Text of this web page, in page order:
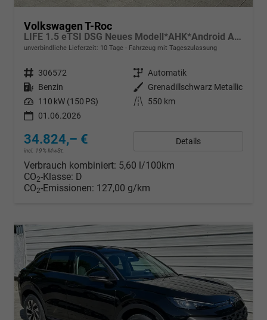
Volkswagen T-Roc
LIFE 1.5 eTSI DSG Neues Modell*AHK*Android Auto*SHZ*ACC*Kamera*5J Garantie*Klimaauto*
unverbindliche Lieferzeit: 10 Tage Fahrzeug mit Tageszulassung
Fahrzeugnr. 306572 Getriebe Automatik
Kraftstoff Benzin Außenfarbe
Grenadillschwarz Metallic
Leistung 110 kW (150 PS) Kilometerstand
550 km
01.06.2026
34.824,– €
incl. 19% MwSt.
Details
Verbrauch kombiniert: 5,60 l/100km
CO2-Klasse: D
CO2-Emissionen: 127,00 g/km